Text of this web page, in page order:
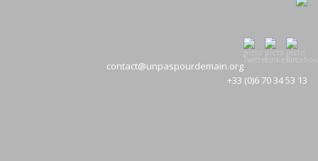
contact@unpaspourdemain.org
+33 (0)6 70 34 53 13